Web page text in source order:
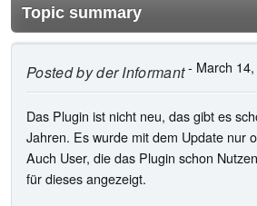
Topic summary
Posted byder Informant- March 14,
Das Plugin ist nicht neu, das gibt es
Jahren. Es wurde mit dem Update nur
Auch User, die das Plugin schon
für dieses angezeigt.